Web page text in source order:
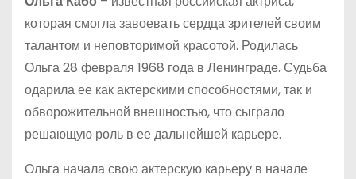
которая смогла завоевать сердца зрителей своим
талантом и неповторимой красотой. Родилась
Ольга 28 февраля 1968 года в Ленинграде. Судьба
одарила ее как актерскими способностями, так и
обворожительной внешностью, что сыграло
решающую роль в ее дальнейшей карьере.
Ольга начала свою актерскую карьеру в начале